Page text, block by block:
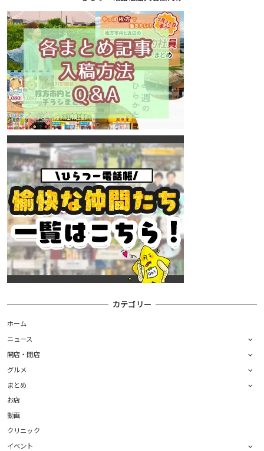
カテゴリー
ホーム
ニュース
開店・閉店
グルメ
まとめ
お店
動画
クリニック
イベント